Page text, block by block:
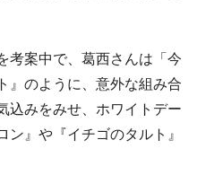
案中で、葛西さんは「今
』のように、意外な組み合
込みをみせ、ホワイトデー
』や『イチゴのタルト』